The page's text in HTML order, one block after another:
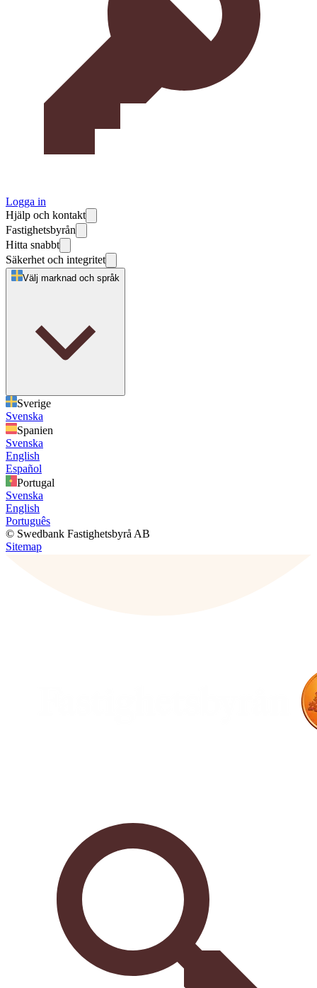
Logga in
Hjälp och kontakt
Fastighetsbyrån
Hitta snabbt
Säkerhet och integritet
Välj marknad och språk
Sverige
Svenska
Spanien
Svenska
English
Español
Portugal
Svenska
English
Português
© Swedbank Fastighetsbyrå AB
Sitemap